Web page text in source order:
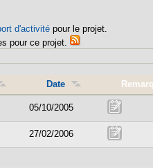
d'activitépour le projet.
pour ce projet.
Date
05/10/2005
27/02/2006